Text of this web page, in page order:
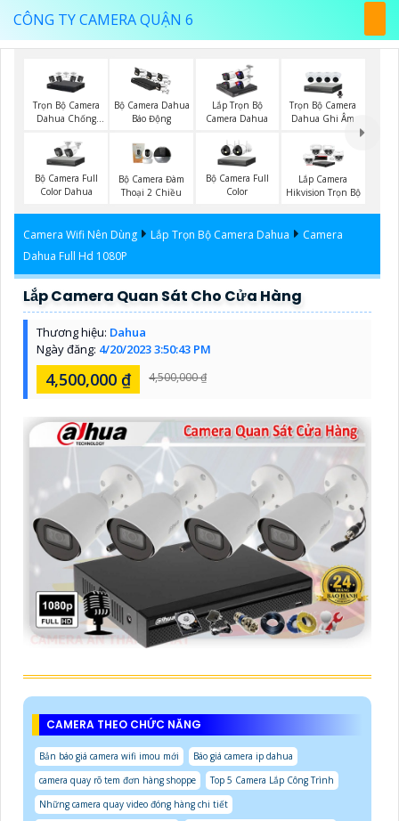
CÔNG TY CAMERA QUẬN 6
Trọn Bộ Camera
Dahua Chống
Bộ Camera Dahua
Báo Động
Lắp Trọn Bộ
Camera Dahua
Trọn Bộ Camera
Dahua Ghi Âm
Bộ Camera Full
Color Dahua
Bộ Camera Đàm
Thoại 2 Chiều
Bộ Camera Full
Color
Lắp Camera
Hikvision Trọn Bộ
Camera Wifi Nên Dùng Lắp Trọn Bộ Camera Dahua
Camera
Dahua Full Hd 1080P
Lắp Camera Quan Sát Cho Cửa Hàng
Thương hiệu: Dahua
Ngày đăng: 4/20/2023 3:50:43 PM
4,500,000 ₫ 4,500,000 ₫
CAMERA THEO CHỨC NĂNG
Bản báo giá camera wifi imou mới
Báo giá camera ip dahua
camera quay rõ tem đơn hàng shoppe
Top 5 Camera Lắp Công Trình
Những camera quay video đóng hàng chi tiết